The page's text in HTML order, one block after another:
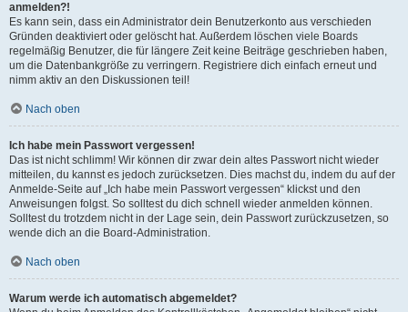
anmelden?!
Es kann sein, dass ein Administrator dein Benutzerkonto aus verschieden
Gründen deaktiviert oder gelöscht hat. Außerdem löschen viele Boards
regelmäßig Benutzer, die für längere Zeit keine Beiträge geschrieben haben,
um die Datenbankgröße zu verringern. Registriere dich einfach erneut und
nimm aktiv an den Diskussionen teil!
Nach oben
Ich habe mein Passwort vergessen!
Das ist nicht schlimm! Wir können dir zwar dein altes Passwort nicht wieder
mitteilen, du kannst es jedoch zurücksetzen. Dies machst du, indem du auf der
Anmelde-Seite auf „Ich habe mein Passwort vergessen“ klickst und den
Anweisungen folgst. So solltest du dich schnell wieder anmelden können.
Solltest du trotzdem nicht in der Lage sein, dein Passwort zurückzusetzen, so
wende dich an die Board-Administration.
Nach oben
Warum werde ich automatisch abgemeldet?